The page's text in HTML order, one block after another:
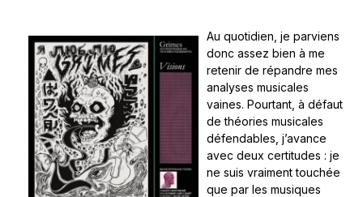
Au quotidien, je parviens
donc assez bien à me
retenir de répandre mes
analyses musicales
vaines. Pourtant, à défaut
de théories musicales
défendables, j’avance
avec deux certitudes : je
ne suis vraiment touchée
que par les musiques